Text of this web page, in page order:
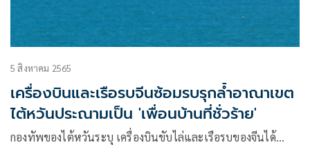
5 สิงหาคม 2565
เครื่องบินและเรือรบจีนซ้อมรบรุกล้ำอาณาเขต
ไต้หวันประณามเป็น 'เพื่อนบ้านที่ชั่วร้าย'
กองทัพของไต้หวันระบุ เครื่องบินขับไล่และเรือรบของจีนได้…